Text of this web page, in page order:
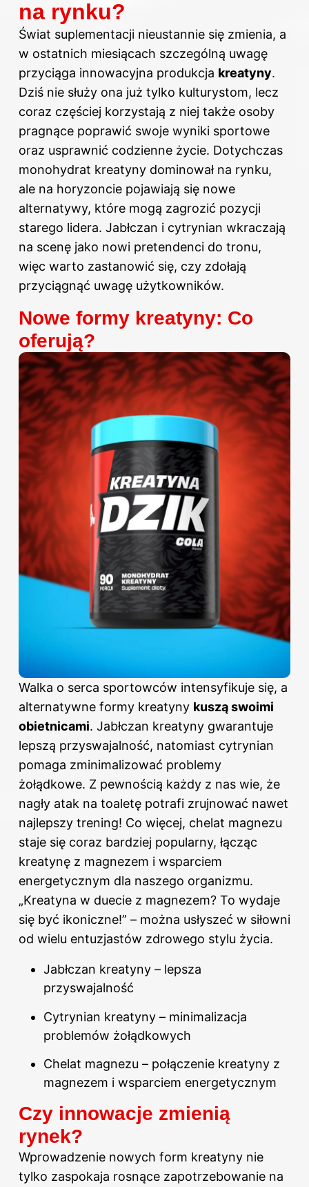
na rynku?
Świat suplementacji nieustannie się zmienia, a
w ostatnich miesiącach szczególną uwagę
przyciąga innowacyjna produkcja kreatyny.
Dziś nie służy ona już tylko kulturystom, lecz
coraz częściej korzystają z niej także osoby
pragnące poprawić swoje wyniki sportowe
oraz usprawnić codzienne życie. Dotychczas
monohydrat kreatyny dominował na rynku,
ale na horyzoncie pojawiają się nowe
alternatywy, które mogą zagrozić pozycji
starego lidera. Jabłczan i cytrynian wkraczają
na scenę jako nowi pretendenci do tronu,
więc warto zastanowić się, czy zdołają
przyciągnąć uwagę użytkowników.
Nowe formy kreatyny: Co
oferują?
Walka o serca sportowców intensyfikuje się, a
alternatywne formy kreatyny kuszą swoimi
obietnicami. Jabłczan kreatyny gwarantuje
lepszą przyswajalność, natomiast cytrynian
pomaga zminimalizować problemy
żołądkowe. Z pewnością każdy z nas wie, że
nagły atak na toaletę potrafi zrujnować nawet
najlepszy trening! Co więcej, chelat magnezu
staje się coraz bardziej popularny, łącząc
kreatynę z magnezem i wsparciem
energetycznym dla naszego organizmu.
„Kreatyna w duecie z magnezem? To wydaje
się być ikoniczne!” – można usłyszeć w siłowni
od wielu entuzjastów zdrowego stylu życia.
Jabłczan kreatyny – lepsza
przyswajalność
Cytrynian kreatyny – minimalizacja
problemów żołądkowych
Chelat magnezu – połączenie kreatyny z
magnezem i wsparciem energetycznym
Czy innowacje zmienią
rynek?
Wprowadzenie nowych form kreatyny nie
tylko zaspokaja rosnące zapotrzebowanie na